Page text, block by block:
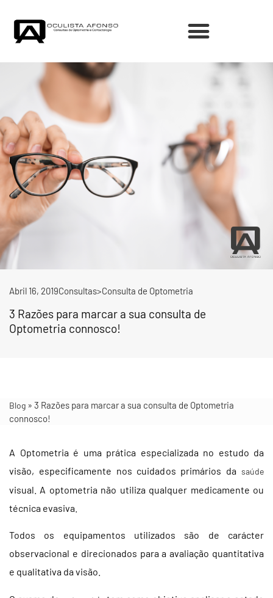
Abril 16, 2019Consultas>Consulta de Optometria
3 Razões para marcar a sua consulta de
Optometria connosco!
Blog » 3 Razões para marcar a sua consulta de Optometria
connosco!
A Optometria é uma prática especializada no estudo da
visão, especificamente nos cuidados primários da saúde
visual. A optometria não utiliza qualquer medicamente ou
técnica evasiva.
Todos os equipamentos utilizados são de carácter
observacional e direcionados para a avaliação quantitativa
e qualitativa da visão.